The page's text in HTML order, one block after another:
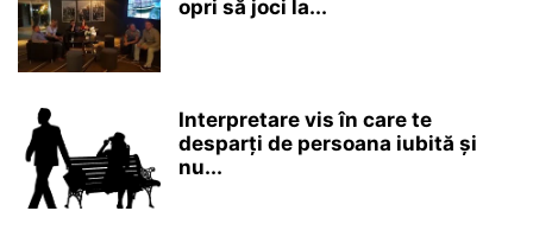
opri să joci la...
Interpretare vis în care te
desparți de persoana iubită și
nu...